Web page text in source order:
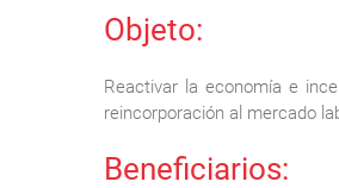
Objeto:
Reactivar la economía e
reincorporación al mercado
Beneficiarios: